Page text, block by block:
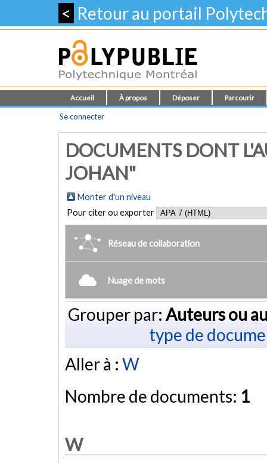
< Retour au portail
Accueil À propos Déposer Parcourir
Se connecter
DOCUMENTS DONT
JOHAN"
Monter d'un niveau
Pour citer ou exporter
Réseau de collaboration
Nuage de mots
Grouper par: Auteurs ou
type de
Aller à : W
Nombre de documents: 1
W